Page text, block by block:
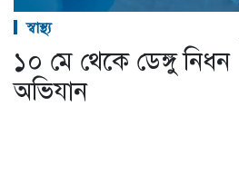
স্বাস্থ্য
১০ মে থেকে ডেঙ্গু নিধন
অভিযান